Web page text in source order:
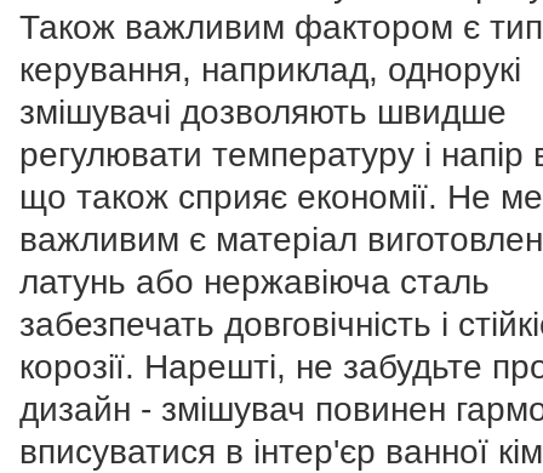
Також важливим фактором є тип
керування, наприклад, однорукі
змішувачі дозволяють швидше
регулювати температуру і напір
що також сприяє економії. Не
важливим є матеріал
латунь або нержавіюча сталь
забезпечать довговічність і
корозії. Нарешті, не забудьте
дизайн - змішувач повинен
вписуватися в інтер'єр ванної